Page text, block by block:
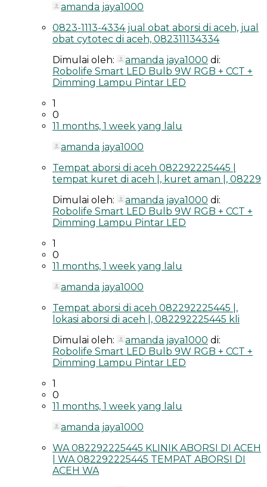
amanda jaya1000
0823-1113-4334 jual obat aborsi di aceh, jual
obat cytotec di aceh, 082311134334
Dimulai oleh:
amanda jaya1000 di:
Robolife Smart LED Bulb 9W RGB + CCT +
Dimming Lampu Pintar LED
1
0
11 months, 1 week yang lalu
amanda jaya1000
Tempat aborsi di aceh 082292225445 |
tempat kuret di aceh |, kuret aman |, 08229
Dimulai oleh:
amanda jaya1000 di:
Robolife Smart LED Bulb 9W RGB + CCT +
Dimming Lampu Pintar LED
1
0
11 months, 1 week yang lalu
amanda jaya1000
Tempat aborsi di aceh 082292225445 |,
lokasi aborsi di aceh |, 082292225445 kli
Dimulai oleh:
amanda jaya1000 di:
Robolife Smart LED Bulb 9W RGB + CCT +
Dimming Lampu Pintar LED
1
0
11 months, 1 week yang lalu
amanda jaya1000
WA 082292225445 KLINIK ABORSI DI ACEH
| WA 082292225445 TEMPAT ABORSI DI
ACEH WA